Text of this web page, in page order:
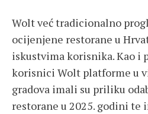
Wolt već tradicionalno
ocijenjene restorane u
iskustvima korisnika. Kao i
korisnici Wolt platforme u
gradova imali su priliku
restorane u 2025. godini